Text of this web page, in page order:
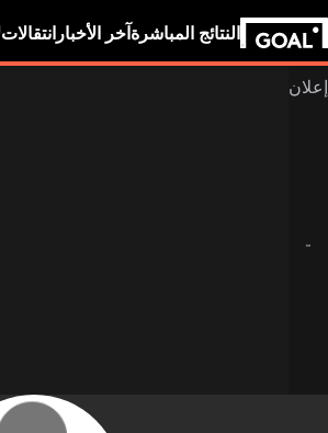
النتائج المباشرة آخر الأخبار انتقالات